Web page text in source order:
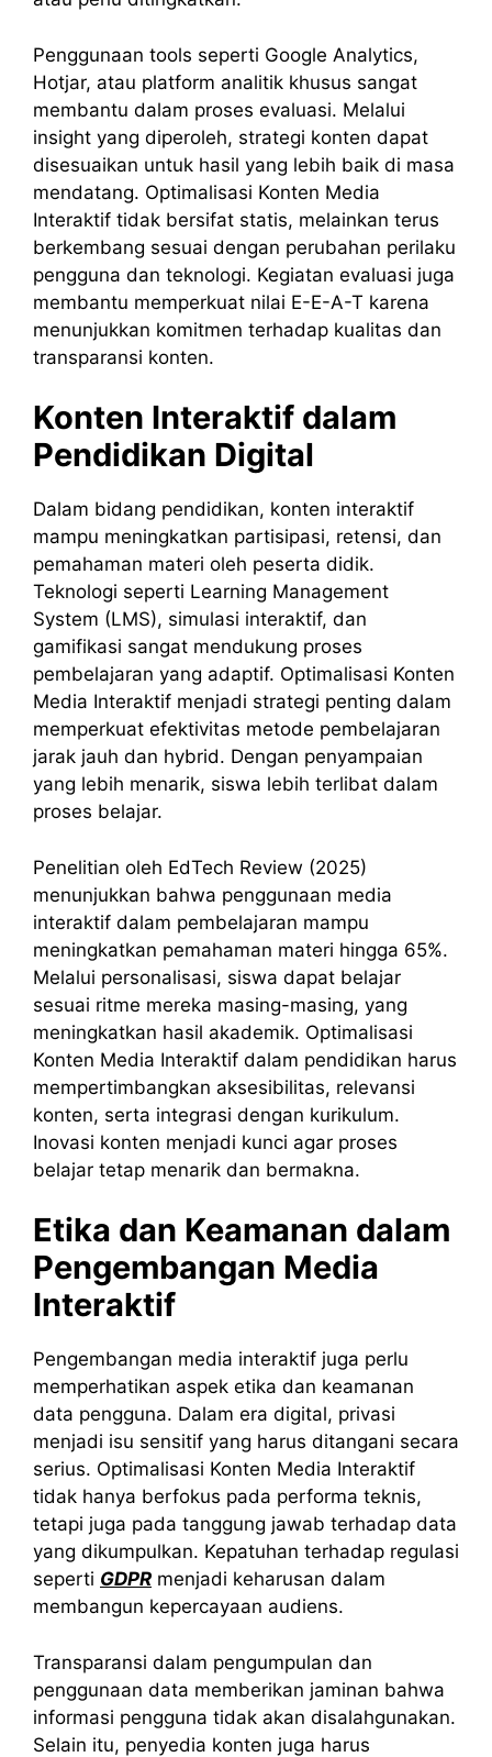
Penggunaan tools seperti Google Analytics,
Hotjar, atau platform analitik khusus sangat
membantu dalam proses evaluasi. Melalui
insight yang diperoleh, strategi konten dapat
disesuaikan untuk hasil yang lebih baik di masa
mendatang. Optimalisasi Konten Media
Interaktif tidak bersifat statis, melainkan terus
berkembang sesuai dengan perubahan perilaku
pengguna dan teknologi. Kegiatan evaluasi juga
membantu memperkuat nilai E-E-A-T karena
menunjukkan komitmen terhadap kualitas dan
transparansi konten.
Konten Interaktif dalam
Pendidikan Digital
Dalam bidang pendidikan, konten interaktif
mampu meningkatkan partisipasi, retensi, dan
pemahaman materi oleh peserta didik.
Teknologi seperti Learning Management
System (LMS), simulasi interaktif, dan
gamifikasi sangat mendukung proses
pembelajaran yang adaptif. Optimalisasi Konten
Media Interaktif menjadi strategi penting dalam
memperkuat efektivitas metode pembelajaran
jarak jauh dan hybrid. Dengan penyampaian
yang lebih menarik, siswa lebih terlibat dalam
proses belajar.
Penelitian oleh EdTech Review (2025)
menunjukkan bahwa penggunaan media
interaktif dalam pembelajaran mampu
meningkatkan pemahaman materi hingga 65%.
Melalui personalisasi, siswa dapat belajar
sesuai ritme mereka masing-masing, yang
meningkatkan hasil akademik. Optimalisasi
Konten Media Interaktif dalam pendidikan harus
mempertimbangkan aksesibilitas, relevansi
konten, serta integrasi dengan kurikulum.
Inovasi konten menjadi kunci agar proses
belajar tetap menarik dan bermakna.
Etika dan Keamanan dalam
Pengembangan Media
Interaktif
Pengembangan media interaktif juga perlu
memperhatikan aspek etika dan keamanan
data pengguna. Dalam era digital, privasi
menjadi isu sensitif yang harus ditangani secara
serius. Optimalisasi Konten Media Interaktif
tidak hanya berfokus pada performa teknis,
tetapi juga pada tanggung jawab terhadap data
yang dikumpulkan. Kepatuhan terhadap regulasi
seperti GDPR menjadi keharusan dalam
membangun kepercayaan audiens.
Transparansi dalam pengumpulan dan
penggunaan data memberikan jaminan bahwa
informasi pengguna tidak akan disalahgunakan.
Selain itu, penyedia konten juga harus